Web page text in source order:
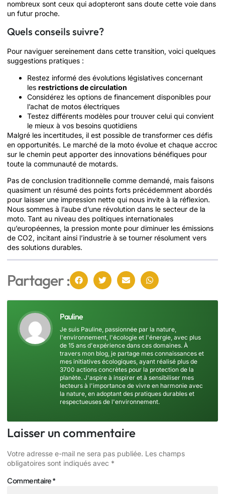
nombreux sont ceux qui adopteront sans doute cette voie dans
un futur proche.
Quels conseils suivre?
Pour naviguer sereinement dans cette transition, voici quelques
suggestions pratiques :
Restez informé des évolutions législatives concernant
les restrictions de circulation
Considérez les options de financement disponibles pour
l’achat de motos électriques
Testez différents modèles pour trouver celui qui convient
le mieux à vos besoins quotidiens
Malgré les incertitudes, il est possible de transformer ces défis
en opportunités. Le marché de la moto évolue et chaque accroc
sur le chemin peut apporter des innovations bénéfiques pour
toute la communauté de motards.
Pas de conclusion traditionnelle comme demandé, mais faisons
quasiment un résumé des points forts précédemment abordés
pour laisser une impression nette qui nous invite à la réflexion.
Nous sommes à l’aube d’une révolution dans le secteur de la
moto. Tant au niveau des politiques internationales
qu’européennes, la pression monte pour diminuer les émissions
de CO2, incitant ainsi l’industrie à se tourner résolument vers
des solutions durables.
Partager :
Pauline
Je suis Pauline, passionnée par la nature,
l'environnement, l'écologie et l'énergie, avec plus
de 15 ans d'expérience dans ces domaines. À
travers mon blog, je partage mes connaissances et
mes initiatives écologiques, ayant réalisé plus de
3700 actions concrètes pour la protection de la
planète. J'aspire à inspirer et à sensibiliser mes
lecteurs à l'importance de vivre en harmonie avec
la nature, en adoptant des pratiques durables et
respectueuses de l'environnement.
Laisser un commentaire
Votre adresse e-mail ne sera pas publiée. Les champs
obligatoires sont indiqués avec *
Commentaire*